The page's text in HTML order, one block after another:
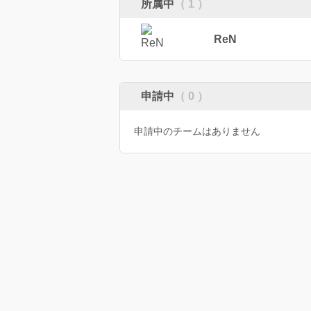
所属中 （ 1 ）
ReN
申請中 （ 0 ）
申請中のチームはありません